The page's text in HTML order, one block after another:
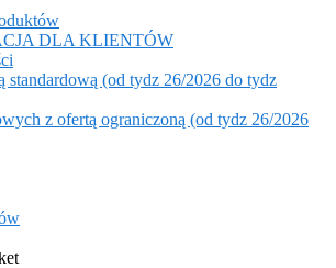
DLA KLIENTÓW
standardową (od tydz 26/2026 do tydz
z ofertą ograniczoną (od tydz 26/2026